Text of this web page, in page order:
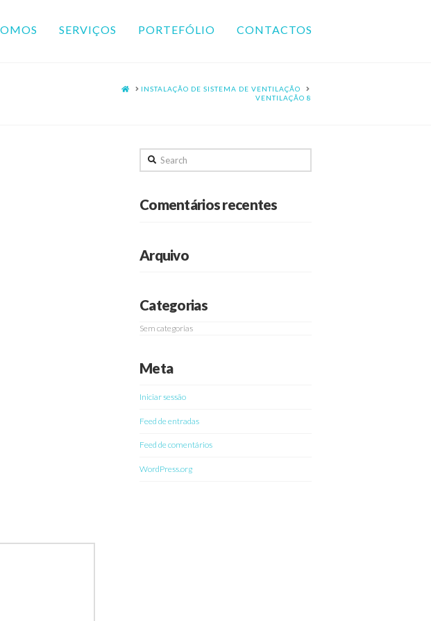
SERVIÇOS PORTEFÓLIO CONTACTOS
HOMEINSTALAÇÃO DE SISTEMA DE VENTILAÇÃO
VENTILAÇÃO 8
Search
Comentários recentes
Arquivo
Categorias
Sem categorias
Meta
Iniciar sessão
Feed de entradas
Feed de comentários
WordPress.org